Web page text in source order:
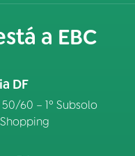
a EBC
DF
60 – 1º Subsolo